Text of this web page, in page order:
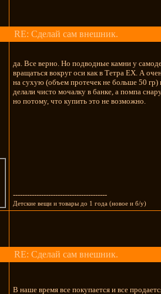
RE: Сделай сам внешник.
да. Все верно. Но подводные камни у
вращаться вокруг оси как в Тетра ЕХ. А
на сухую (объем протечек не больше 50
делали чисто мочалку в банке, а помпа
но потому, что купить это не возможно.
----------------------------------------
Детские вещи и товары до 1 года (новое и б/у)
RE: Сделай сам внешник.
В наше время все покупается и все